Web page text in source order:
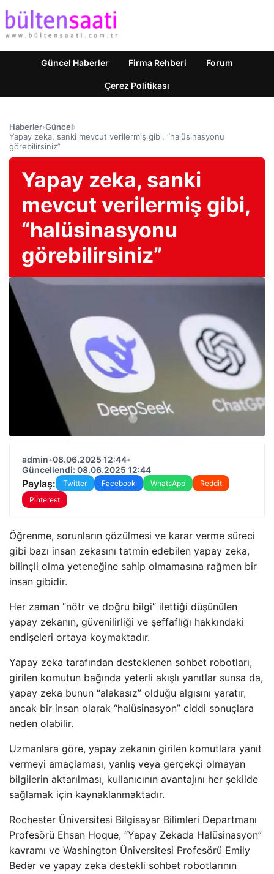
Güncel Haberler Firma Rehberi Forum
Çerez Politikası
Haberler›Güncel›
Yapay zeka, sanki mevcut verilermiş gibi, “halüsinasyonu
görebilirsiniz”
Yapay zeka, sanki
mevcut verilermiş gibi,
“halüsinasyonu
görebilirsiniz”
admin•08.06.2025 12:44•
Güncellendi: 08.06.2025 12:44
Paylaş: Twitter Facebook WhatsApp
Reddit
Pinterest
Öğrenme, sorunların çözülmesi ve karar verme süreci
gibi bazı insan zekasını tatmin edebilen yapay zeka,
bilinçli olma yeteneğine sahip olmamasına rağmen bir
insan gibidir.
Her zaman “nötr ve doğru bilgi” ilettiği düşünülen
yapay zekanın, güvenilirliği ve şeffaflığı hakkındaki
endişeleri ortaya koymaktadır.
Yapay zeka tarafından desteklenen sohbet robotları,
girilen komutun bağında yeterli akışlı yanıtlar sunsa da,
yapay zeka bunun “alakasız” olduğu algısını yaratır,
ancak bir insan olarak “halüsinasyon” ciddi sonuçlara
neden olabilir.
Uzmanlara göre, yapay zekanın girilen komutlara yanıt
vermeyi amaçlaması, yanlış veya gerçekçi olmayan
bilgilerin aktarılması, kullanıcının avantajını her şekilde
sağlamak için kaynaklanmaktadır.
Rochester Üniversitesi Bilgisayar Bilimleri Departmanı
Profesörü Ehsan Hoque, “Yapay Zekada Halüsinasyon”
kavramı ve Washington Üniversitesi Profesörü Emily
Beder ve yapay zeka destekli sohbet robotlarının